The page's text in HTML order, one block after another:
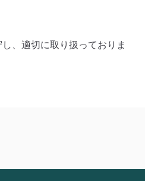
、適切に取り扱っておりま